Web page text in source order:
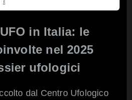
in Italia: le
nel 2025
ufologici
dal Centro Ufologico